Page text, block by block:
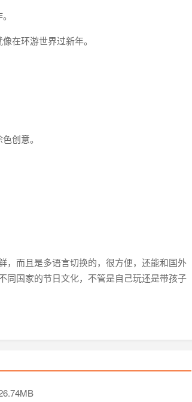
在环游世界过新年。
创意。
，而且是多语言切换的，很方便，还能和国外
同国家的节日文化，不管是自己玩还是带孩子